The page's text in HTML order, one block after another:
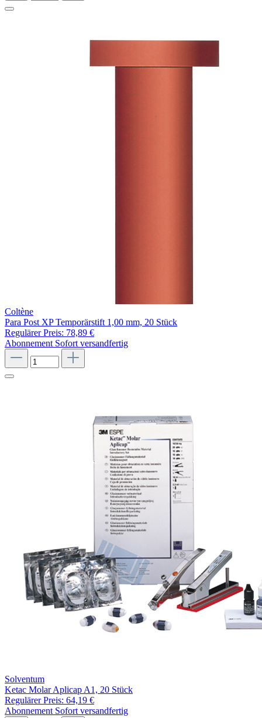
Coltène
Para Post XP Temporärstift 1,00 mm, 20 Stück
Regulärer Preis: 78,89 €
Abonnement Sofort versandfertig
Solventum
Ketac Molar Aplicap A1, 20 Stück
Regulärer Preis: 64,19 €
Abonnement Sofort versandfertig